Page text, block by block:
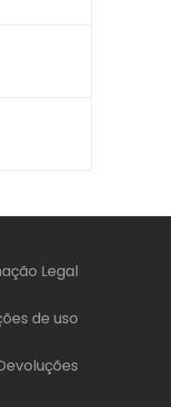
Legal
de uso